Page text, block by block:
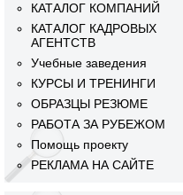
КАТАЛОГ КОМПАНИЙ
КАТАЛОГ КАДРОВЫХ
АГЕНТСТВ
Учебные заведения
КУРСЫ И ТРЕНИНГИ
ОБРАЗЦЫ РЕЗЮМЕ
РАБОТА ЗА РУБЕЖОМ
Помощь проекту
РЕКЛАМА НА САЙТЕ